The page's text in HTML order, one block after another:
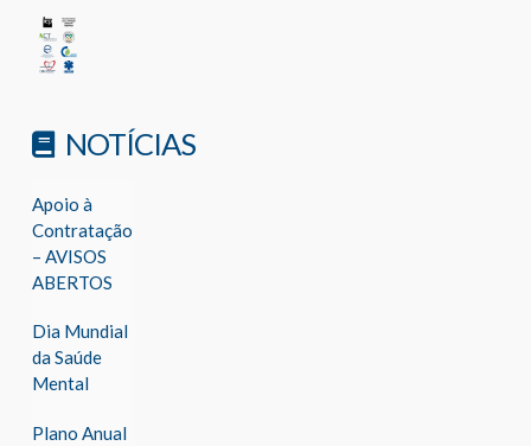
NOTÍCIAS
Apoio à
Contratação
– AVISOS
ABERTOS
Dia Mundial
da Saúde
Mental
Plano Anual